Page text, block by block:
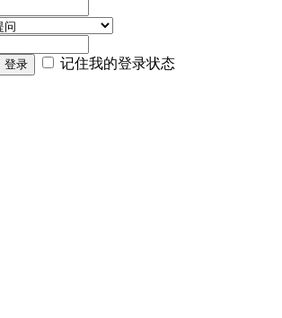
登录 记住我的登录状态